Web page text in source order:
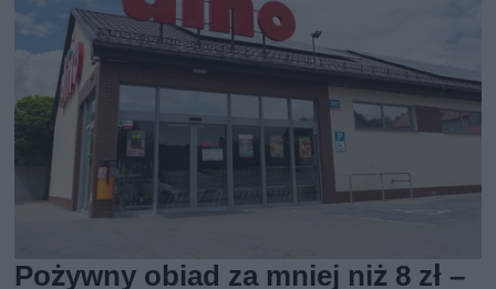
Pożywny obiad za mniej niż 8 zł –